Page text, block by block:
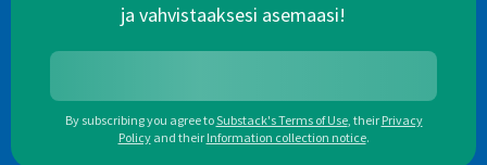
ja vahvistaaksesi asemaasi!
By subscribing you agree toSubstack's Terms of Use, their Privacy
Policy and their Information collection notice.